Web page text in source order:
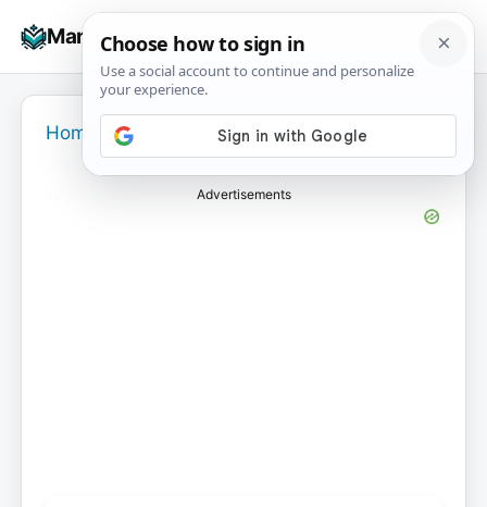
Manuals+
☰
Home
Advertisements